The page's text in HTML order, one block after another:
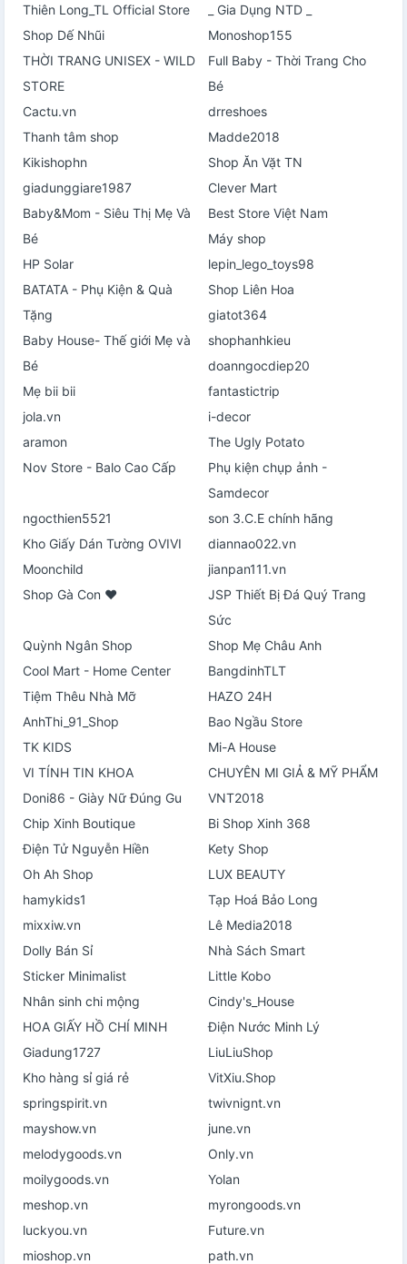
Thiên Long_TL Official Store
_ Gia Dụng NTD _
Shop Dế Nhũi
Monoshop155
THỜI TRANG UNISEX - WILD
STORE
Full Baby - Thời Trang Cho
Bé
Cactu.vn
drreshoes
Thanh tâm shop
Madde2018
Kikishophn
Shop Ăn Vặt TN
giadunggiare1987
Clever Mart
Baby&Mom - Siêu Thị Mẹ Và
Bé
Best Store Việt Nam
Máy shop
HP Solar
lepin_lego_toys98
BATATA - Phụ Kiện & Quà
Tặng
Shop Liên Hoa
giatot364
Baby House- Thế giới Mẹ và
Bé
shophanhkieu
doanngocdiep20
Mẹ bii bii
fantastictrip
jola.vn
i-decor
aramon
The Ugly Potato
Nov Store - Balo Cao Cấp
Phụ kiện chụp ảnh -
Samdecor
ngocthien5521
son 3.C.E chính hãng
Kho Giấy Dán Tường OVIVI
diannao022.vn
Moonchild
jianpan111.vn
Shop Gà Con ♥
JSP Thiết Bị Đá Quý Trang
Sức
Quỳnh Ngân Shop
Shop Mẹ Châu Anh
Cool Mart - Home Center
BangdinhTLT
Tiệm Thêu Nhà Mỡ
HAZO 24H
AnhThi_91_Shop
Bao Ngầu Store
TK KIDS
Mi-A House
VI TÍNH TIN KHOA
CHUYÊN MI GIẢ & MỸ PHẨM
Doni86 - Giày Nữ Đúng Gu
VNT2018
Chip Xinh Boutique
Bi Shop Xinh 368
Điện Tử Nguyễn Hiền
Kety Shop
Oh Ah Shop
LUX BEAUTY
hamykids1
Tạp Hoá Bảo Long
mixxiw.vn
Lê Media2018
Dolly Bán Sỉ
Nhà Sách Smart
Sticker Minimalist
Little Kobo
Nhân sinh chi mộng
Cindy's_House
HOA GIẤY HỒ CHÍ MINH
Điện Nước Minh Lý
Giadung1727
LiuLiuShop
Kho hàng sỉ giá rẻ
VitXiu.Shop
springspirit.vn
twivnignt.vn
mayshow.vn
june.vn
melodygoods.vn
Only.vn
moilygoods.vn
Yolan
meshop.vn
myrongoods.vn
luckyou.vn
Future.vn
mioshop.vn
path.vn